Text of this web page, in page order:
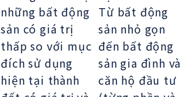
những bất động
sản có giá trị
thấp so với mục
đích sử dụng
hiện tại thành
Từ bất động
sản nhỏ gọn
đến bất động
sản gia đình và
căn hộ đầu tư